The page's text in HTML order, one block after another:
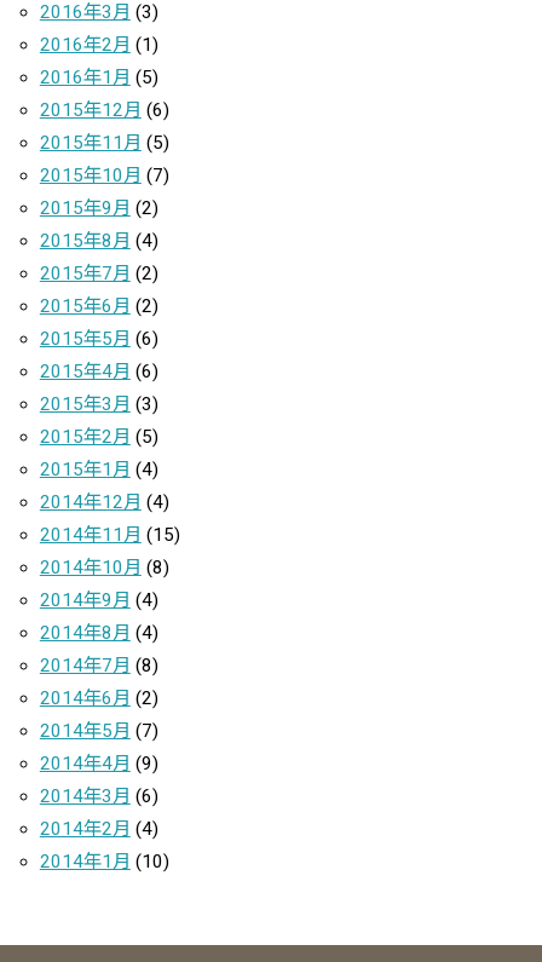
2016年3月 (3)
2016年2月 (1)
2016年1月 (5)
2015年12月 (6)
2015年11月 (5)
2015年10月 (7)
2015年9月 (2)
2015年8月 (4)
2015年7月 (2)
2015年6月 (2)
2015年5月 (6)
2015年4月 (6)
2015年3月 (3)
2015年2月 (5)
2015年1月 (4)
2014年12月 (4)
2014年11月 (15)
2014年10月 (8)
2014年9月 (4)
2014年8月 (4)
2014年7月 (8)
2014年6月 (2)
2014年5月 (7)
2014年4月 (9)
2014年3月 (6)
2014年2月 (4)
2014年1月 (10)